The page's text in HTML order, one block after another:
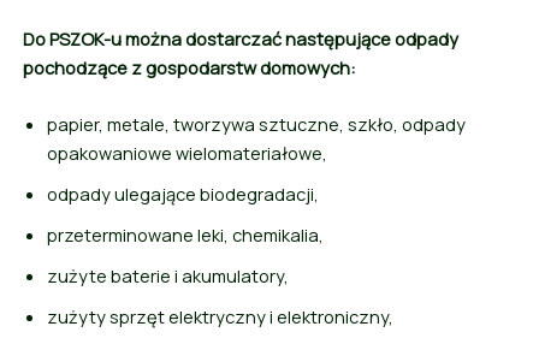
Do PSZOK-u można dostarczać następujące odpady
pochodzące z gospodarstw domowych:
papier, metale, tworzywa sztuczne, szkło, odpady
opakowaniowe wielomateriałowe,
odpady ulegające biodegradacji,
przeterminowane leki, chemikalia,
zużyte baterie i akumulatory,
zużyty sprzęt elektryczny i elektroniczny,